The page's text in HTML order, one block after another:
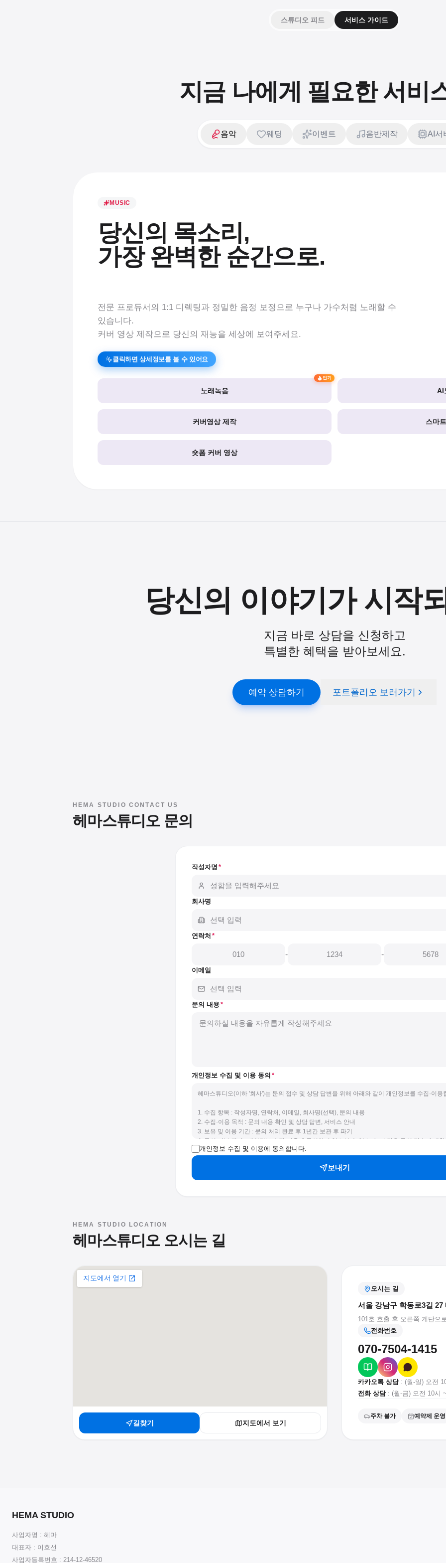
스튜디오 피드 서비스 가이드
지금 나에게 필요한 서비
음악 웨딩 이벤트 음반제작 AI서
MUSIC
당신의 목소리,
가장 완벽한 순간으로.
전문 프로듀서의 1:1 디렉팅과 정밀한 음정 보정으로 누구나 가수처럼 노래할 수
있습니다.
커버 영상 제작으로 당신의 재능을 세상에 보여주세요.
클릭하면 상세정보를 볼 수 있어요
인기
노래녹음 AI
커버영상 제작 스마
숏폼 커버 영상
당신의 이야기가시작
지금 바로 상담을 신청하고
특별한 혜택을 받아보세요.
예약 상담하기 포트폴리오 보러가기
HEMA STUDIO CONTACT US
헤마스튜디오 문의
작성자명 *
회사명
연락처 *
- -
이메일
문의 내용*
개인정보 수집 및 이용 동의 *
헤마스튜디오(이하 '회사')는 문의 접수 및 상담 답변을 위해 아래와 같이 개인정보를 수집·이용
1. 수집 항목 : 작성자명, 연락처, 이메일, 회사명(선택), 문의 내용
2. 수집·이용 목적 : 문의 내용 확인 및 상담 답변, 서비스 안내
3. 보유 및 이용 기간 : 문의 처리 완료 후 1년간 보관 후 파기
4. 동의 거부 권리 : 개인정보 수집·이용에 동의하지 않으실 수 있으나, 이 경우 문의 접수가 제
습니다.
개인정보 수집 및 이용에 동의합니다.
보내기
HEMA STUDIO LOCATION
헤마스튜디오 오시는 길
길찾기 지도에서 보기
오시는 길
서울 강남구 학동로3길
101호 호출 후 오른쪽 계단으
전화번호
070-7504-1415
카카오톡 상담: (월-일) 오전
전화 상담: (월-금) 오전 10시
주차 불가 예약제 운영
HEMA STUDIO
사업자명 : 헤마
대표자 : 이호선
사업자등록번호 : 214-12-46520